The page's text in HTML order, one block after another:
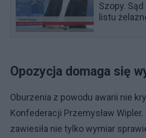
Szopy.
listu
Opozycja domaga się
Oburzenia z powodu awarii nie
Konfederacji Przemysław Wipler.
zawiesiła nie tylko wymiar